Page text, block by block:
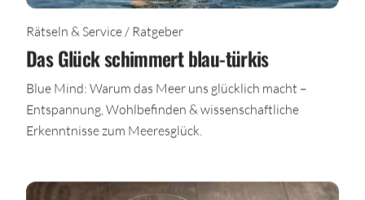
Rätseln & Service / Ratgeber
Das Glück schimmert blau-türkis
Blue Mind: Warum das Meer uns glücklich macht –
Entspannung, Wohlbefinden & wissenschaftliche
Erkenntnisse zum Meeresglück.